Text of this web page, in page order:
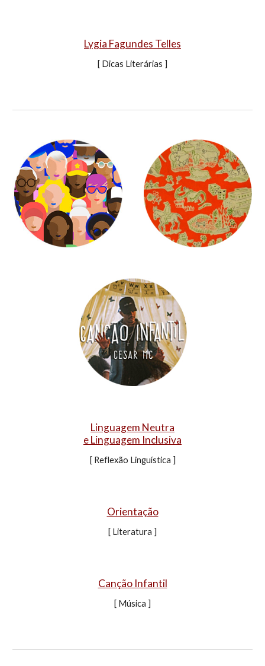
Lygia Fagundes Telles
[ Dicas Literárias ]
Linguagem Neutra
e Linguagem Inclusiva
[ Reflexão Linguística ]
Orientação
[ Literatura ]
Canção Infantil
[ Música ]